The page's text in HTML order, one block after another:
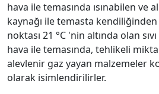
hava ile temasında ısınabilen ve
kaynağı ile temasta
noktası 21 °C 'nin altında olan
hava ile temasında, tehlikeli
alevlenir gaz yayan malzemeler
olarak isimlendirilirler.